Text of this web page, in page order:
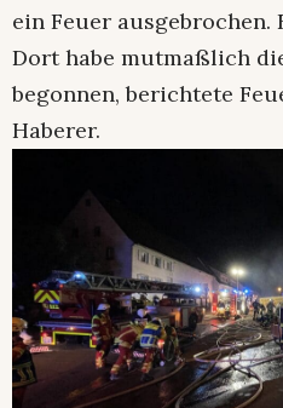
ein Feuer ausgebrochen.
Dort habe mutmaßlich
begonnen, berichtete
Haberer.